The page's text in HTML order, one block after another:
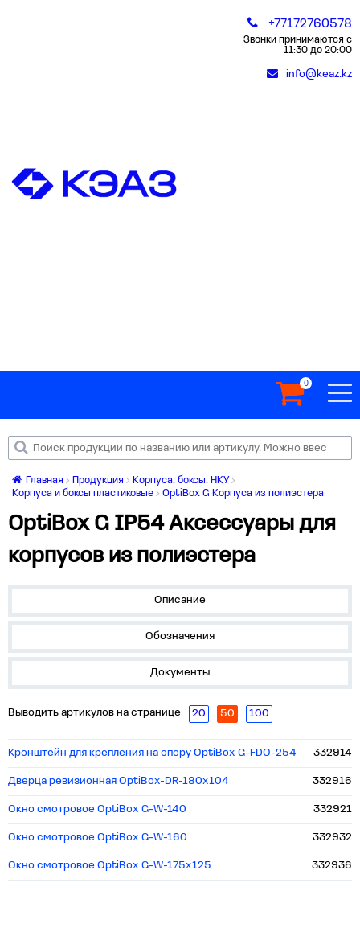
+77172760578
Звонки принимаются с
11:30 до 20:00
info@keaz.kz
0
Главная Продукция
Корпуса, боксы, НКУ
Корпуса и боксы пластиковые
OptiBox G Корпуса из полиэстера
OptiBox G IP54 Аксессуары для
корпусов из полиэстера
Описание
Обозначения
Документы
Выводить артикулов на странице 20 50 100
Кронштейн для крепления на опору OptiBox G-FDO-254 332914
Дверца ревизионная OptiBox-DR-180x104 332916
Окно смотровое OptiBox G-W-140 332921
Окно смотровое OptiBox G-W-160 332932
Окно смотровое OptiBox G-W-175x125 332936